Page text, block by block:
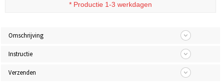
* Productie 1-3 werkdagen
Omschrijving
Instructie
Verzenden